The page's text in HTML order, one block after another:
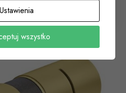
Ustawienia
wszystko